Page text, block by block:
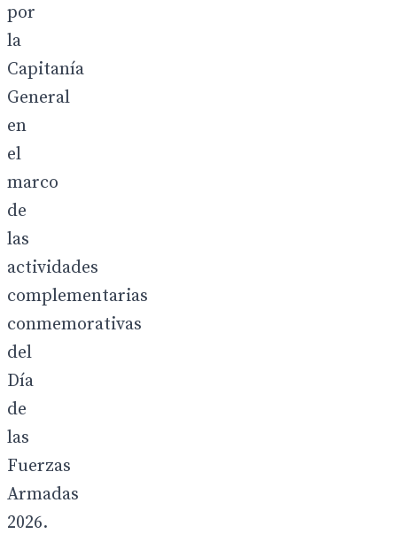
por
la
Capitanía
General
en
el
marco
de
las
actividades
complementarias
conmemorativas
del
Día
de
las
Fuerzas
Armadas
2026.